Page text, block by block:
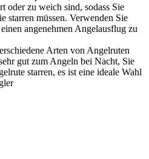
oder zu weich sind, sodass Sie
starren müssen. Verwenden Sie
angenehmen Angelausflug zu
Arten von Angelruten
gut zum Angeln bei Nacht, Sie
starren, es ist eine ideale Wahl